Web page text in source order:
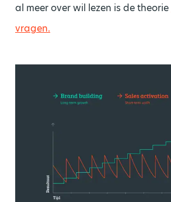
al meer over wil lezen is de theorie
vragen.